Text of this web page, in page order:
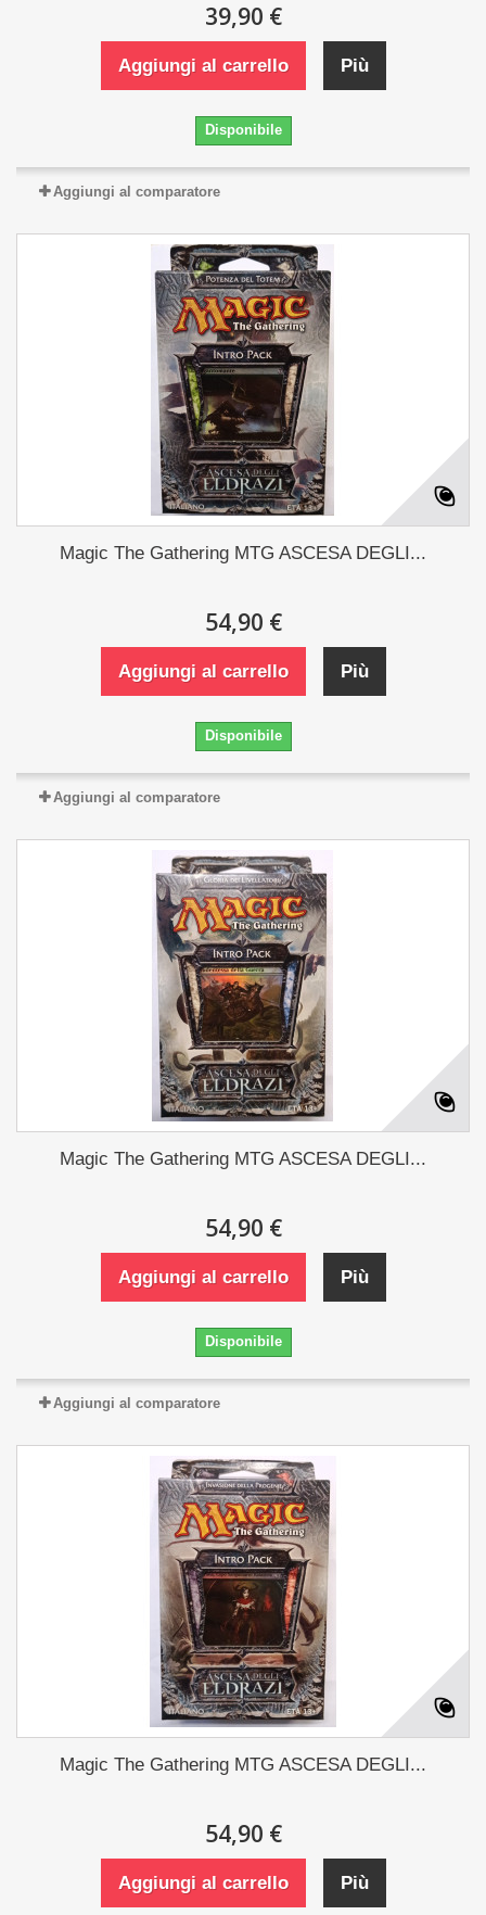
39,90 €
Aggiungi al carrello Più
Disponibile
Aggiungi al comparatore
Magic The Gathering MTG ASCESA DEGLI...
54,90 €
Aggiungi al carrello Più
Disponibile
Aggiungi al comparatore
Magic The Gathering MTG ASCESA DEGLI...
54,90 €
Aggiungi al carrello Più
Disponibile
Aggiungi al comparatore
Magic The Gathering MTG ASCESA DEGLI...
54,90 €
Aggiungi al carrello Più